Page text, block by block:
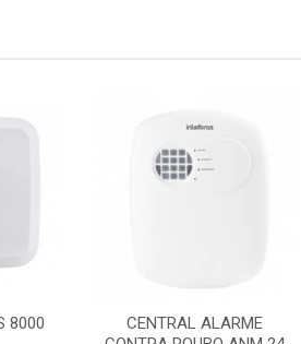
8000
CENTRAL ALARME